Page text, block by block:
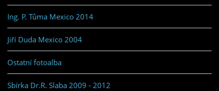
Ing. P. Tůma Mexico 2014
Jiří Duda Mexico 2004
Ostatní fotoalba
Sbírka Dr.R. Slaba 2009 - 2012